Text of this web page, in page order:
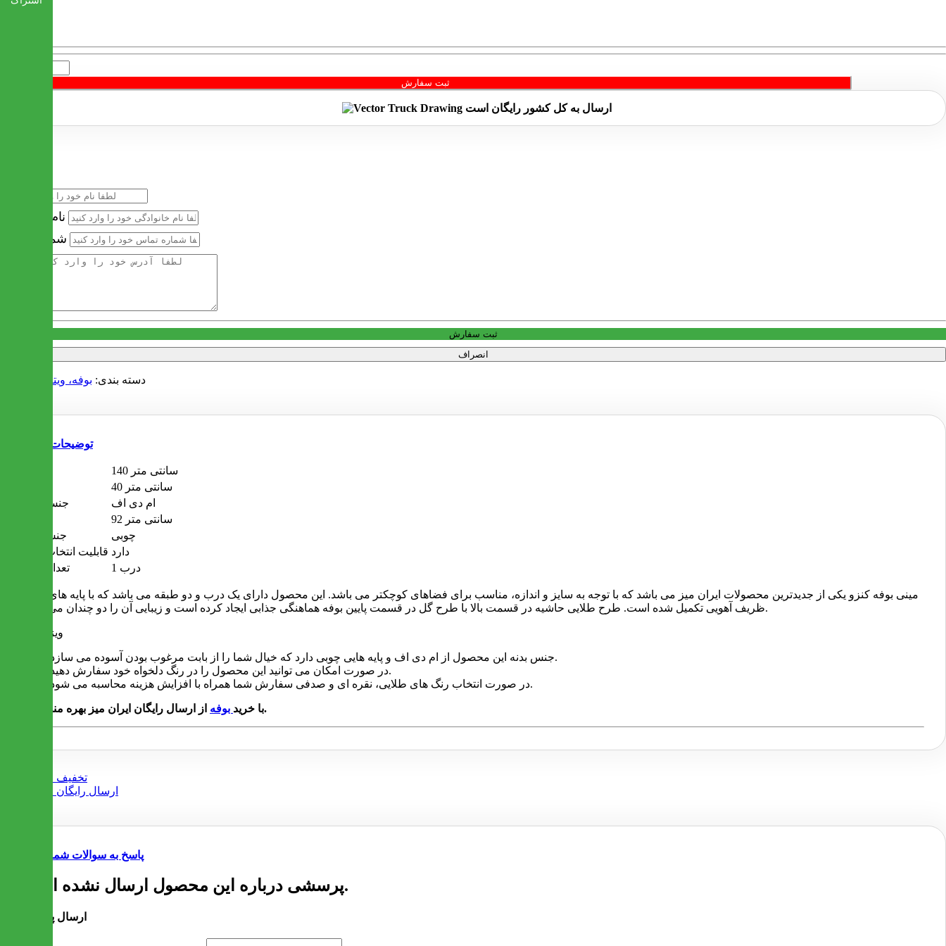
ثبت سفارش
ارسال به کل کشوررایگان است
نام خانوادگی
شماره تماس
ثبت سفارش
انصراف
دسته بندی: بوفه، ویترین و استند
توضیحات
140 سانتی متر
40 سانتی متر
جنس بدنه
ام دی اف
92 سانتی متر
جنس پایه
چوبی
قابلیت انتخاب رنگ دارد
تعداد درب
1 درب
مینی بوفه کنزو یکی از جدیدترین محصولات ایران میز می باشد که با توجه به سایز و اندازه، مناسب برای فضاهای کوچکتر می باشد. این محصول دارای یک درب و دو طبقه می باشد که با پایه های بلند و
ظریف آهویی تکمیل شده است. طرح طلایی حاشیه در قسمت بالا با طرح گل در قسمت پایین بوفه هماهنگی جذابی ایجاد کرده است و زیبایی آن را دو چندان می سازد.
ویژگی ها
جنس بدنه این محصول از ام دی اف و پایه هایی چوبی دارد که خیال شما را از بابت مرغوب بودن آسوده می سازد.
در صورت امکان می توانید این محصول را در رنگ دلخواه خود سفارش دهید.
در صورت انتخاب رنگ های طلایی، نقره ای و صدفی سفارش شما همراه با افزایش هزینه محاسبه می شود.
با خرید بوفه از ارسال رایگان ایران میز بهره مند شوید.
پاسخ به سوالات شما
پرسشی درباره این محصول ارسال نشده است.
ارسال پرسش